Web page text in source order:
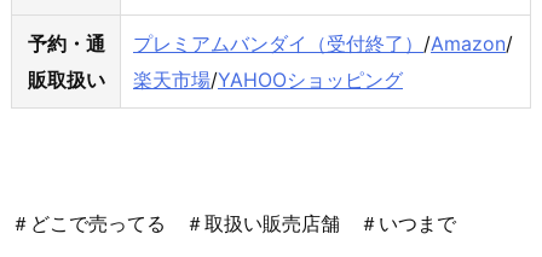
予約・通
販取扱い
プレミアムバンダイ（受付終了） /Amazon/
楽天市場/YAHOOショッピング
＃どこで売ってる ＃取扱い販売店舗 ＃いつまで